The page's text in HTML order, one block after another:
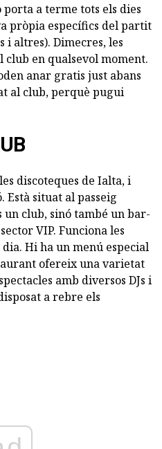
a terme tots els dies
pròpia específics del partit
altres). Dimecres, les
club en qualsevol moment.
anar gratis just abans
al club, perquè pugui
discoteques de Ialta, i
situat al passeig
club, sinó també un bar-
VIP. Funciona les
Hi ha un menú especial
ofereix una varietat
amb diversos DJs i
a rebre els